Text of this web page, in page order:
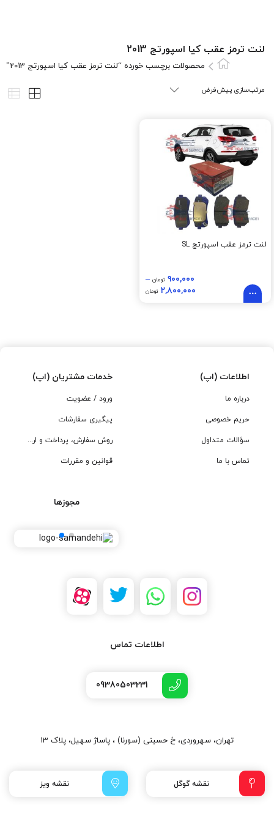
لنت ترمز عقب کيا اسپورتج 2013
محصولات برچسب خورده “لنت ترمز عقب کيا اسپورتج 2013”
لنت ترمز عقب اسپورتج SL
۹۰۰,۰۰۰ تومان–
۲,۸۰۰,۰۰۰ تومان
اطلاعات (اپ)
درباره ما
حریم خصوصی
سؤالات متداول
تماس با ما
خدمات مشتریان (اپ)
ورود / عضویت
پیگیری سفارشات
روش سفارش، پرداخت و ارسال
قوانین و مقررات
مجوزها
اطلاعات تماس
09380503231
تهران، سهروردی، خ حسینی (سورنا) ، پاساژ سهیل، پلاک 13
نقشه گوگل نقشه ویز